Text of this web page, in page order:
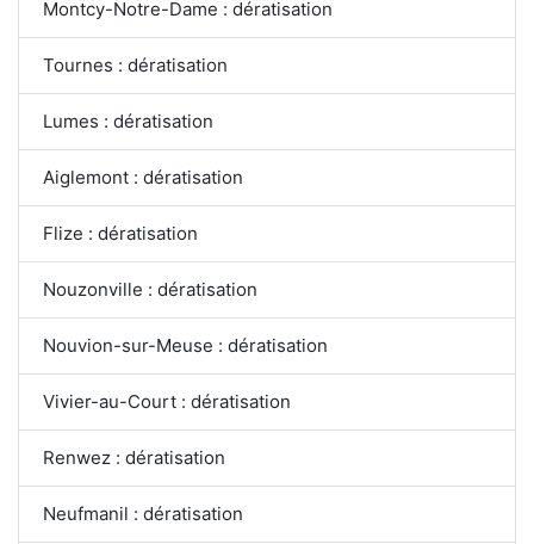
Montcy-Notre-Dame : dératisation
Tournes : dératisation
Lumes : dératisation
Aiglemont : dératisation
Flize : dératisation
Nouzonville : dératisation
Nouvion-sur-Meuse : dératisation
Vivier-au-Court : dératisation
Renwez : dératisation
Neufmanil : dératisation